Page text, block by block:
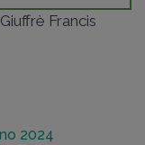
Francis
2024